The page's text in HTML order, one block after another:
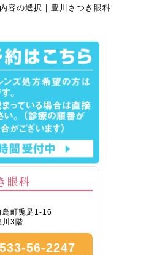
容の選択｜豊川さつき眼科
眼科
鳥町兎足1-16
川3階
56-2247